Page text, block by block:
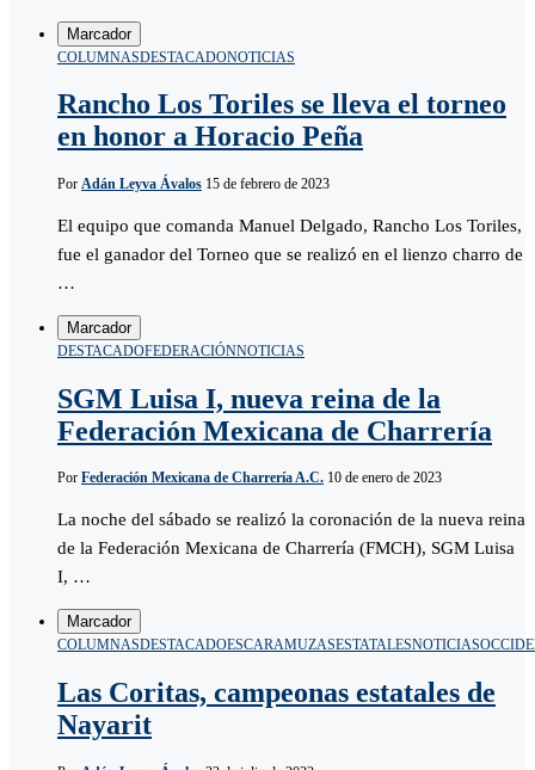
Marcador
COLUMNASDESTACADONOTICIAS
Rancho Los Toriles se lleva el torneo
en honor a Horacio Peña
Por Adán Leyva Ávalos 15 de febrero de 2023
El equipo que comanda Manuel Delgado, Rancho Los Toriles,
fue el ganador del Torneo que se realizó en el lienzo charro de
…
Marcador
DESTACADOFEDERACIÓNNOTICIAS
SGM Luisa I, nueva reina de la
Federación Mexicana de Charrería
Por Federación Mexicana de Charrería A.C. 10 de enero de 2023
La noche del sábado se realizó la coronación de la nueva reina
de la Federación Mexicana de Charrería (FMCH), SGM Luisa
I, …
Marcador
COLUMNASDESTACADOESCARAMUZASESTATALESNOTICIAS
Las Coritas, campeonas estatales de
Nayarit